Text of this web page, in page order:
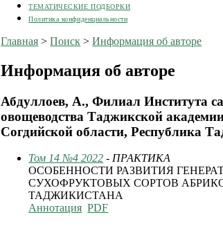
ТЕМАТИЧЕСКИЕ ПОДБОРКИ
Политика конфиденциальности
Главная >Поиск >Информация об авторе
Информация об авторе
Абдуллоев, А., Филиал Института
овощеводства Таджикской
Согдийской области, Республика
Том 14 №4 2022 - ПРАКТИКА
ОСОБЕННОСТИ РАЗВИТИЯ
СУХОФРУКТОВЫХ СОРТОВ
ТАДЖИКИСТАНА
Аннотация PDF